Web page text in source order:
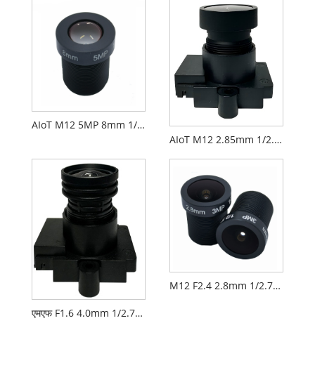
AIoT M12 5MP 8mm 1/2.7" F2.0 FPV कैमरा लेंस
AIoT M12 2.85mm 1/2.9" F2.3 FPV कैमरा लेंस PL071
एमएफ F1.6 4.0mm 1/2.7" M12 FPV ड्रोन कैमरा लेंस PL066
M12 F2.4 2.8mm 1/2.7" सुरक्षा सीसीटीवी AIoT लेंस